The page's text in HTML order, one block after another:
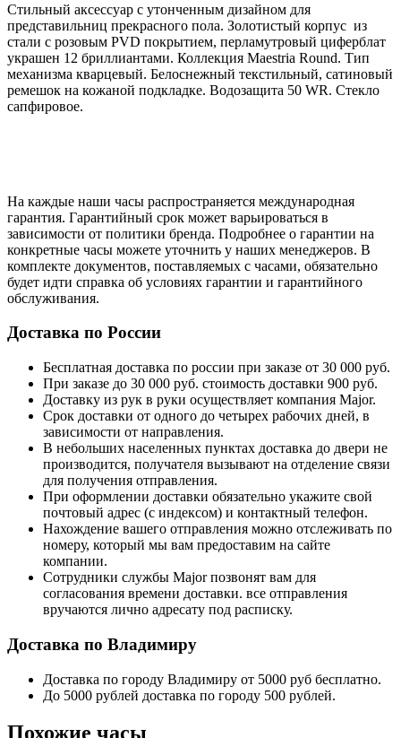
Стильный аксессуар с утонченным дизайном для
представильниц прекрасного пола. Золотистый корпус из
стали с розовым PVD покрытием, перламутровый циферблат
украшен 12 бриллиантами. Коллекция Maestria Round. Тип
механизма кварцевый. Белоснежный текстильный, сатиновый
ремешок на кожаной подкладке. Водозащита 50 WR. Стекло
сапфировое.
На каждые наши часы распространяется международная
гарантия. Гарантийный срок может варьироваться в
зависимости от политики бренда. Подробнее о гарантии на
конкретные часы можете уточнить у наших менеджеров. В
комплекте документов, поставляемых с часами, обязательно
будет идти справка об условиях гарантии и гарантийного
обслуживания.
Доставка по России
Бесплатная доставка по россии при заказе от 30 000 руб.
При заказе до 30 000 руб. стоимость доставки 900 руб.
Доставку из рук в руки осуществляет компания Major.
Срок доставки от одного до четырех рабочих дней, в
зависимости от направления.
В небольших населенных пунктах доставка до двери не
производится, получателя вызывают на отделение связи
для получения отправления.
При оформлении доставки обязательно укажите свой
почтовый адрес (с индексом) и контактный телефон.
Нахождение вашего отправления можно отслеживать по
номеру, который мы вам предоставим на сайте
компании.
Сотрудники службы Major позвонят вам для
согласования времени доставки. все отправления
вручаются лично адресату под расписку.
Доставка по Владимиру
Доставка по городу Владимиру от 5000 руб бесплатно.
До 5000 рублей доставка по городу 500 рублей.
Похожие часы